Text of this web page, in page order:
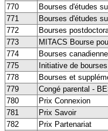
770
Bourses d'études
771
Bourses d'études
772
Bourses
773
MITACS Bourse
774
Bourses
775
Initiative de
778
Bourses et
779
Congé parental -
780
Prix Connexion
781
Prix Savoir
782
Prix Partenariat